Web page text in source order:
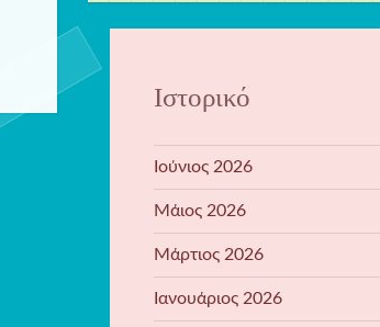
Ιστορικό
Ιούνιος 2026
Μάιος 2026
Μάρτιος 2026
Ιανουάριος 2026